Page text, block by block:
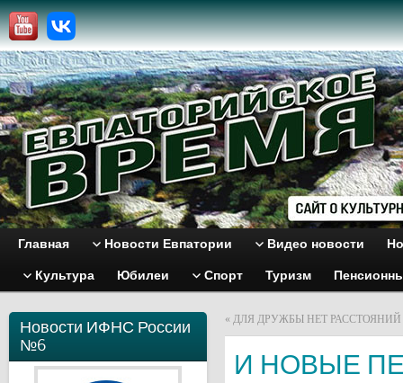
Главная Новости Евпатории Видео новости
Культура Юбилеи Спорт Туризм
Новости ИФНС России
№6
« ДЛЯ ДРУЖБЫ НЕТ РАССТОЯНИЙ
И НОВЫЕ